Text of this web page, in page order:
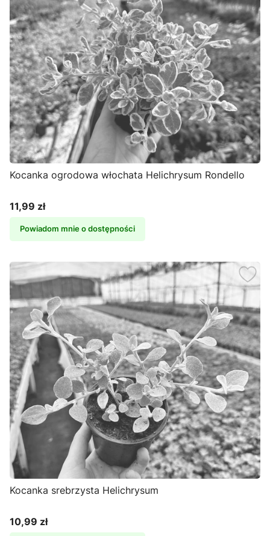
Kocanka ogrodowa włochata Helichrysum Rondello
Cena
11,99 zł
Powiadom mnie o dostępności
Kocanka srebrzysta Helichrysum
Cena
10,99 zł